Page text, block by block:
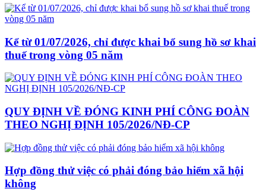
Kể từ 01/07/2026, chỉ được khai bổ sung hồ sơ khai
thuế trong vòng 05 năm
QUY ĐỊNH VỀ ĐÓNG KINH PHÍ CÔNG ĐOÀN
THEO NGHỊ ĐỊNH 105/2026/NĐ-CP
Hợp đồng thử việc có phải đóng bảo hiểm xã hội
không